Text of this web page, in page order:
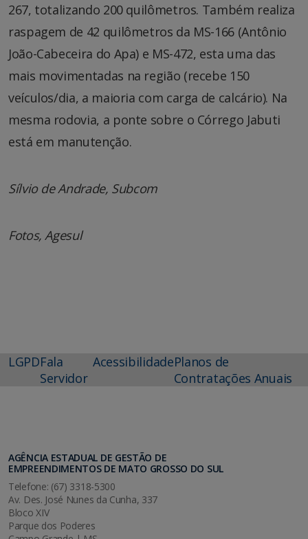
267, totalizando 200 quilômetros. Também realiza
raspagem de 42 quilômetros da MS-166 (Antônio
João-Cabeceira do Apa) e MS-472, esta uma das
mais movimentadas na região (recebe 150
veículos/dia, a maioria com carga de calcário). Na
mesma rodovia, a ponte sobre o Córrego Jabuti
está em manutenção.
Sílvio de Andrade, Subcom
Fotos, Agesul
LGPDFala
Servidor
AcessibilidadePlanos de
Contratações Anuais
AGÊNCIA ESTADUAL DE GESTÃO DE
EMPREENDIMENTOS DE MATO GROSSO DO SUL
Telefone: (67) 3318-5300
Av. Des. José Nunes da Cunha, 337
Bloco XIV
Parque dos Poderes